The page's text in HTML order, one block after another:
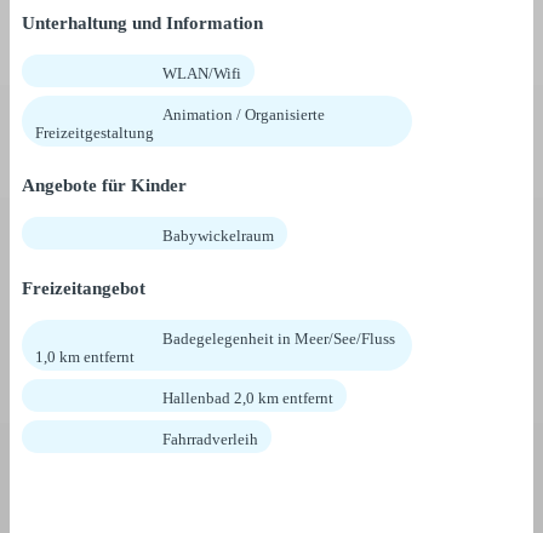
Unterhaltung und Information
WLAN/Wifi
Animation / Organisierte
Freizeitgestaltung
Angebote für Kinder
Babywickelraum
Freizeitangebot
Badegelegenheit in Meer/See/Fluss
1,0 km entfernt
Hallenbad 2,0 km entfernt
Fahrradverleih